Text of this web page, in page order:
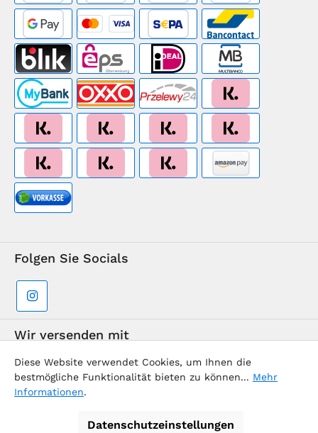
Folgen Sie Socials
Wir versenden mit
Diese Website verwendet Cookies, um Ihnen die
bestmögliche Funktionalität bieten zu können... Mehr
Informationen.
Datenschutzeinstellungen